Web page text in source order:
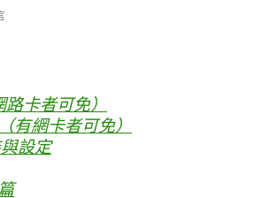
卡者可免）
有網卡者可免）
設定